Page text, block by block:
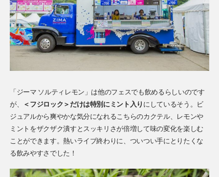
「ジーマ ソルティレモン」は他のフェスでも飲めるらしいのです
が、
＜フジロック＞だけは特別にミント入り にしているそう。ビ
ジュアルから爽やかな気分になれるこちらのカクテル、レモンや
ミントをザクザク潰すとスッキリさが倍増して味の変化を楽しむ
ことができます。熱いライブ終わりに、ついつい手にとりたくな
る飲みやすさでした！